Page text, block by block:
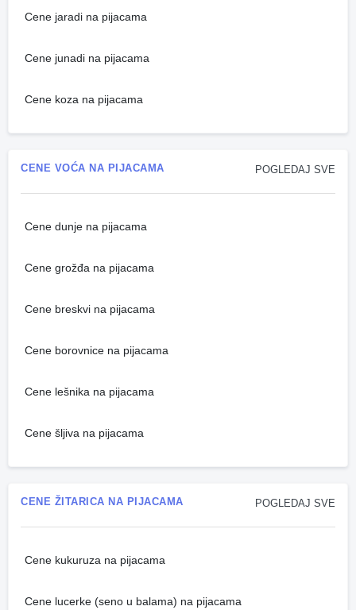
Cene jaradi na pijacama
Cene junadi na pijacama
Cene koza na pijacama
POGLEDAJ SVE
CENE VOĆA NA PIJACAMA
Cene dunje na pijacama
Cene grožđa na pijacama
Cene breskvi na pijacama
Cene borovnice na pijacama
Cene lešnika na pijacama
Cene šljiva na pijacama
POGLEDAJ SVE
CENE ŽITARICA NA PIJACAMA
Cene kukuruza na pijacama
Cene lucerke (seno u balama) na pijacama